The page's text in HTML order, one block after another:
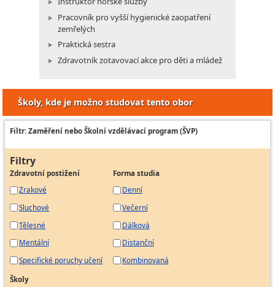
Pracovník pro vyšší hygienické zaopatření
zemřelých
Praktická sestra
Zdravotník zotavovací akce pro děti a mládež
Školy, kde je možno studovat tento obor
Filtr: Zaměření nebo Školní vzdělávací program (ŠVP)
Filtry
Zdravotní postižení
Zrakové
Sluchové
Tělesné
Mentální
Specifické poruchy učení
Forma studia
Denní
Večerní
Dálková
Distanční
Kombinovaná
Školy